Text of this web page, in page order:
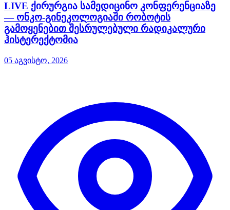
LIVE ქირურგია სამედიცინო კონფერენციაზე
— ონკო-გინეკოლოგიაში რობოტის
გამოყენებით შესრულებული რადიკალური
ჰისტერექტომია
05 აგვისტო, 2026